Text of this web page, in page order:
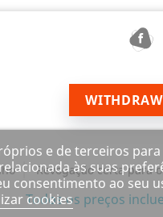
e de terceiros
às suas
consentimento ao seu
cookies
Revogação certa para
Todos os preços